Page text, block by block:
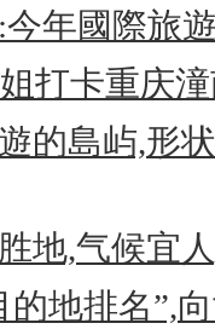
年國際旅
打卡重庆
的島屿,形
地,气候宜
地排名”,